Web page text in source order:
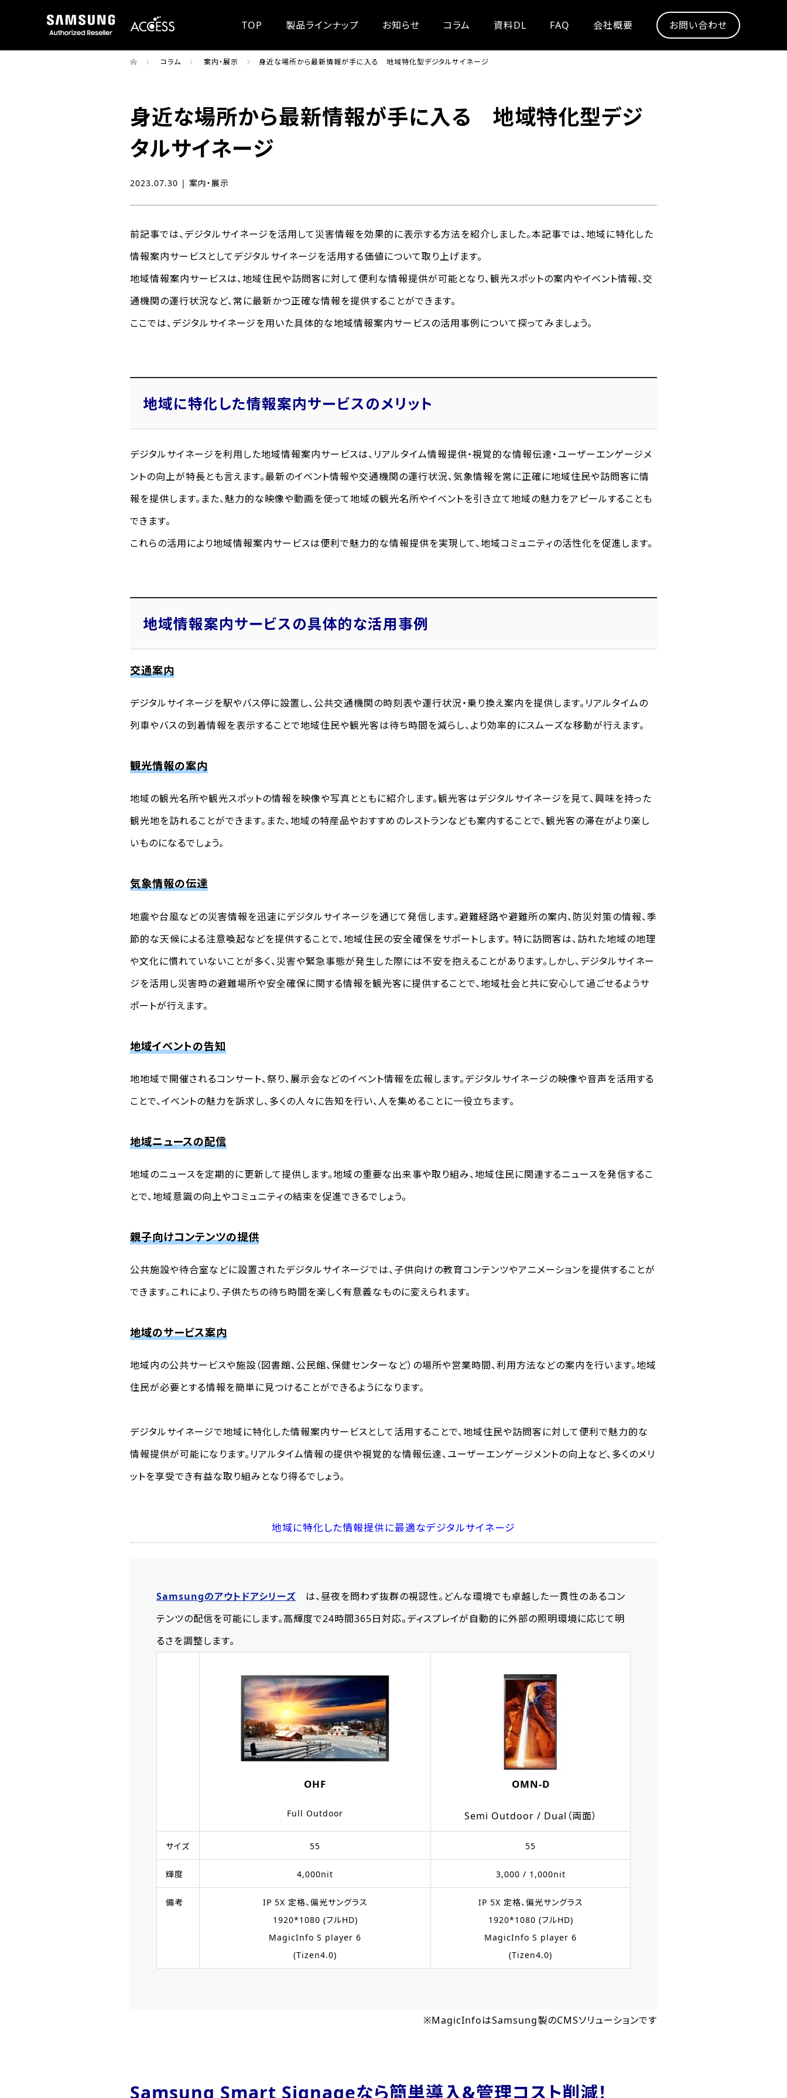
TOP 製品ラインナップ お知らせ コラム 資料DL FAQ 会社概要 お問い合わせ
コラム 案内・展示 身近な場所から最新情報が手に入る 地域特化型デジタルサイネージ
身近な場所から最新情報が手に入る 地域特化型デジ
タルサイネージ
2023.07.30 | 案内・展示
前記事では、デジタルサイネージを活用して災害情報を効果的に表示する方法を紹介しました。本記事では、地域に特化した
情報案内サービスとしてデジタルサイネージを活用する価値について取り上げます。
地域情報案内サービスは、地域住民や訪問客に対して便利な情報提供が可能となり、観光スポットの案内やイベント情報、交
通機関の運行状況など、常に最新かつ正確な情報を提供することができます。
ここでは、デジタルサイネージを用いた具体的な地域情報案内サービスの活用事例について探ってみましょう。
地域に特化した情報案内サービスのメリット
デジタルサイネージを利用した地域情報案内サービスは、リアルタイム情報提供・視覚的な情報伝達・ユーザーエンゲージメ
ントの向上が特長とも言えます。最新のイベント情報や交通機関の運行状況、気象情報を常に正確に地域住民や訪問客に情
報を提供します。また、魅力的な映像や動画を使って地域の観光名所やイベントを引き立て地域の魅力をアピールすることも
できます。
これらの活用により地域情報案内サービスは便利で魅力的な情報提供を実現して、地域コミュニティの活性化を促進します。
地域情報案内サービスの具体的な活用事例
交通案内
デジタルサイネージを駅やバス停に設置し、公共交通機関の時刻表や運行状況・乗り換え案内を提供します。リアルタイムの
列車やバスの到着情報を表示することで地域住民や観光客は待ち時間を減らし、より効率的にスムーズな移動が行えます。
観光情報の案内
地域の観光名所や観光スポットの情報を映像や写真とともに紹介します。観光客はデジタルサイネージを見て、興味を持った
観光地を訪れることができます。また、地域の特産品やおすすめのレストランなども案内することで、観光客の滞在がより楽し
いものになるでしょう。
気象情報の伝達
地震や台風などの災害情報を迅速にデジタルサイネージを通じて発信します。避難経路や避難所の案内、防災対策の情報、季
節的な天候による注意喚起などを提供することで、地域住民の安全確保をサポートします。 特に訪問客は、訪れた地域の地理
や文化に慣れていないことが多く、災害や緊急事態が発生した際には不安を抱えることがあります。しかし、デジタルサイネー
ジを活用し災害時の避難場所や安全確保に関する情報を観光客に提供することで、地域社会と共に安心して過ごせるようサ
ポートが行えます。
地域イベントの告知
地地域で開催されるコンサート、祭り、展示会などのイベント情報を広報します。デジタルサイネージの映像や音声を活用する
ことで、イベントの魅力を訴求し、多くの人々に告知を行い、人を集めることに一役立ちます。
地域ニュースの配信
地域のニュースを定期的に更新して提供します。地域の重要な出来事や取り組み、地域住民に関連するニュースを発信するこ
とで、地域意識の向上やコミュニティの結束を促進できるでしょう。
親子向けコンテンツの提供
公共施設や待合室などに設置されたデジタルサイネージでは、子供向けの教育コンテンツやアニメーションを提供することが
できます。これにより、子供たちの待ち時間を楽しく有意義なものに変えられます。
地域のサービス案内
地域内の公共サービスや施設（図書館、公民館、保健センターなど）の場所や営業時間、利用方法などの案内を行います。地域
住民が必要とする情報を簡単に見つけることができるようになります。
デジタルサイネージで地域に特化した情報案内サービスとして活用することで、地域住民や訪問客に対して便利で魅力的な
情報提供が可能になります。リアルタイム情報の提供や視覚的な情報伝達、ユーザーエンゲージメントの向上など、多くのメリ
ットを享受でき有益な取り組みとなり得るでしょう。
地域に特化した情報提供に最適なデジタルサイネージ
Samsungのアウトドアシリーズ は、昼夜を問わず抜群の視認性。どんな環境でも卓越した一貫性のあるコン
テンツの配信を可能にします。高輝度で24時間365日対応。ディスプレイが自動的に外部の照明環境に応じて明
るさを調整します。
OHF
Full Outdoor
OMN-D
Semi Outdoor / Dual（両面）
サイズ 55 55
輝度 4,000nit 3,000 / 1,000nit
備考
IP 5X 定格、偏光サングラス
1920*1080 (フルHD)
MagicInfo S player 6
(Tizen4.0)
IP 5X 定格、偏光サングラス
1920*1080 (フルHD)
MagicInfo S player 6
(Tizen4.0)
※MagicInfoはSamsung製のCMSソリューションです
Samsung Smart Signageなら簡単導入&管理コスト削減！